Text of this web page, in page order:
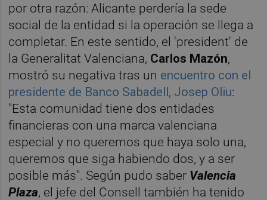
por otra razón: Alicante perdería la sede
social de la entidad si la operación se llega a
completar. En este sentido, el 'president' de
la Generalitat Valenciana, Carlos Mazón,
mostró su negativa tras un encuentro con el
presidente de Banco Sabadell, Josep Oliu:
"Esta comunidad tiene dos entidades
financieras con una marca valenciana
especial y no queremos que haya solo una,
queremos que siga habiendo dos, y a ser
posible más". Según pudo saber Valencia
Plaza, el jefe del Consell también ha tenido